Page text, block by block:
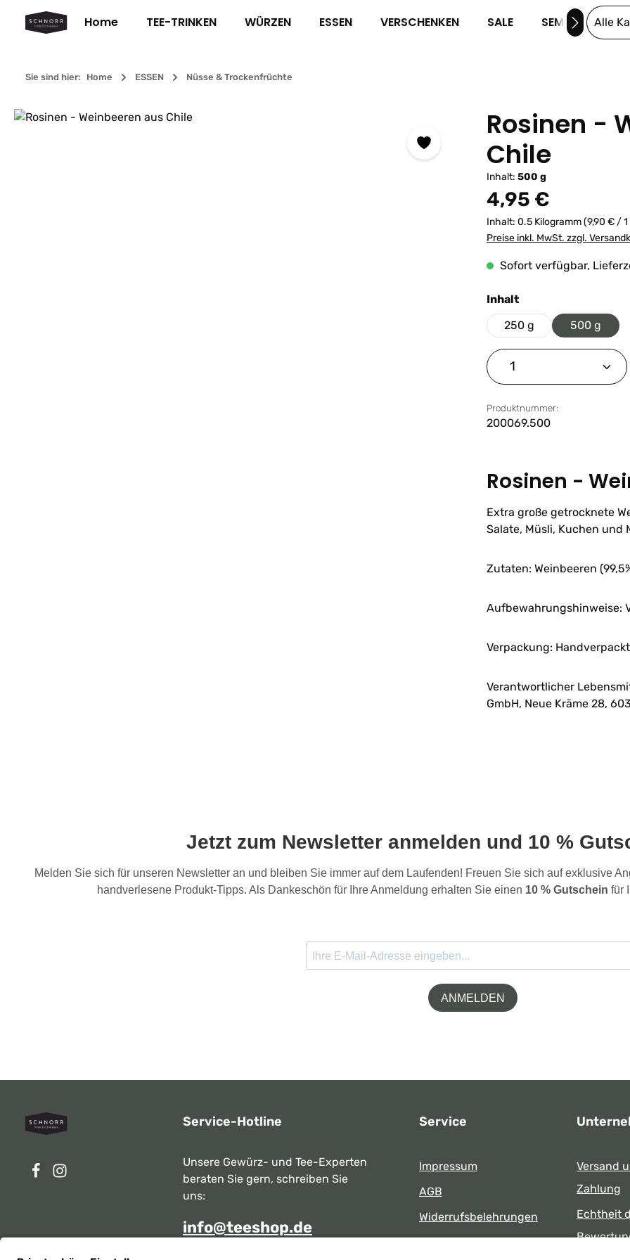
Hauptinhalt springen
Zur Suche springen
Zur Hauptnavigation springen
Home TEE-TRINKEN WÜRZEN ESSEN VERSCHENKEN SALE SEMINAREAlle
Sie sind hier: Home ESSEN Nüsse & Trockenfrüchte
Bildergalerie überspringen
Rosinen -
Chile
Inhalt: 500 g
Regulärer Preis:
4,95 €
Inhalt: 0.5 Kilogramm(9,90 € / 1
Preise inkl. MwSt. zzgl.
Sofort verfügbar,
Inhaltauswählen
250 g
500 g
Produkt Anzahl:
Produktnummer:
200069.500
Rosinen -
Extra große getrocknete
Salate, Müsli, Kuchen und
Zutaten: Weinbeeren
Aufbewahrungshinweise:
Verpackung:
Verantwortlicher
GmbH, Neue Kräme 28,
Jetzt zum Newsletter anmelden und 10 %
Melden Sie sich für unseren Newsletter an und bleiben Sie immer auf dem Laufenden! Freuen Sie sich auf exklusive
handverlesene Produkt-Tipps. Als Dankeschön für Ihre Anmeldung erhalten Sie einen 10 % Gutschein für
ANMELDEN
Service-Hotline
Unsere Gewürz- und Tee-Experten
beraten Sie gern, schreiben Sie
uns:
info@teeshop.de
Service
Impressum
AGB
Widerrufsbelehrungen
Datenschutz
Versand
Zahlung
Echtheit